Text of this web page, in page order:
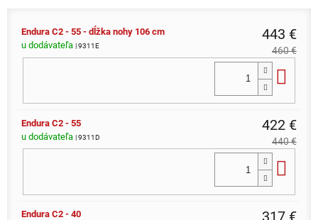
Endura C2 - 55 - dĺžka nohy 106 cm
u dodávateľa
| 9311E
443 €
460 €
Endura C2 - 55
u dodávateľa | 9311D
422 €
440 €
Endura C2 - 40
317 €